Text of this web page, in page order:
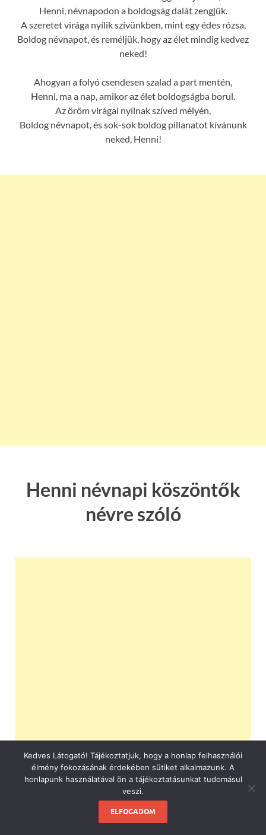
Henni, névnapodon a boldogság dalát zengjük.
A szeretet virága nyílik szívünkben, mint egy édes rózsa,
Boldog névnapot, és reméljük, hogy az élet mindig kedvez
neked!
Ahogyan a folyó csendesen szalad a part mentén,
Henni, ma a nap, amikor az élet boldogságba borul.
Az öröm virágai nyílnak szíved mélyén,
Boldog névnapot, és sok-sok boldog pillanatot kívánunk
neked, Henni!
Henni névnapi köszöntők
névre szóló
Kedves Látogató! Tájékoztatjuk, hogy a honlap felhasználói
élmény fokozásának érdekében sütiket alkalmazunk. A
honlapunk használatával ön a tájékoztatásunkat tudomásul
veszi.
ELFOGADOM